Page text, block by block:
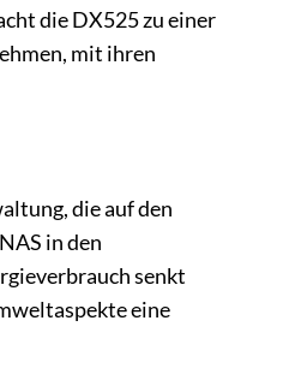
die DX525 zu einer
mit ihren
die auf den
in den
senkt
eine